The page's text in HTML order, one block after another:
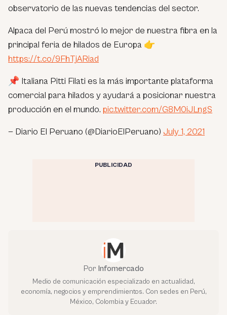
observatorio de las nuevas tendencias del sector.
Alpaca del Perú mostró lo mejor de nuestra fibra en la
principal feria de hilados de Europa 👉
https://t.co/9FhTjARiad
📌 Italiana Pitti Filati es la más importante plataforma
comercial para hilados y ayudará a posicionar nuestra
producción en el mundo. pic.twitter.com/G8M0iJLngS
— Diario El Peruano (@DiarioElPeruano) July 1, 2021
PUBLICIDAD
Por Infomercado
Medio de comunicación especializado en actualidad,
economía, negocios y emprendimientos. Con sedes en Perú,
México, Colombia y Ecuador.